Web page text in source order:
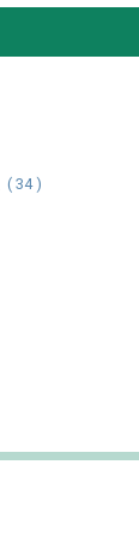
( 34 )